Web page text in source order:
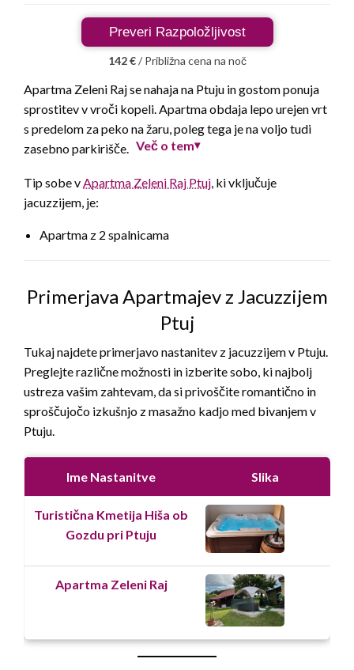
Preveri Razpoložljivost
142 €/ Približna cena na noč
Apartma Zeleni Raj se nahaja na Ptuju in gostom ponuja
sprostitev v vroči kopeli. Apartma obdaja lepo urejen vrt
s predelom za peko na žaru, poleg tega je na voljo tudi
zasebno parkirišče.
Več o tem▾
Tip sobe v Apartma Zeleni Raj Ptuj , ki vključuje
jacuzzijem, je:
Apartma z 2 spalnicama
Primerjava Apartmajev z Jacuzzijem
Ptuj
Tukaj najdete primerjavo nastanitev z jacuzzijem v Ptuju.
Preglejte različne možnosti in izberite sobo, ki najbolj
ustreza vašim zahtevam, da si privoščite romantično in
sproščujočo izkušnjo z masažno kadjo med bivanjem v
Ptuju.
Ime Nastanitve Slika
Turistična Kmetija Hiša ob
Gozdu pri Ptuju
Apartma Zeleni Raj